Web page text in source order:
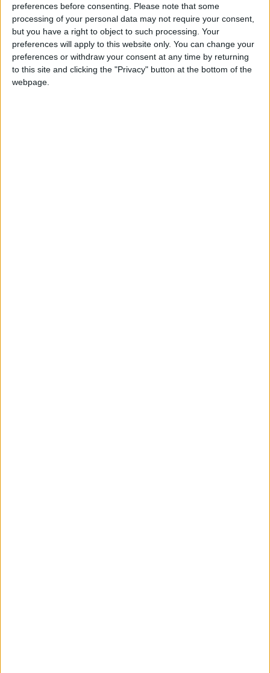
preferences before consenting.
Please note that some
processing of your personal data may not require your consent,
but you have a right to object to such processing. Your
preferences will apply to this website only. You can change your
preferences or withdraw your consent at any time by returning
to this site and clicking the "Privacy" button at the bottom of the
webpage.
interessante per i lettori di Voglio Vivere Così
Ricevo tante richieste da persone che vogliono
cambiare vita, stanche e disorientate, che
cercano un’alternativa. Credo che la mia storia
possa essere utile a queste persone. I lettori di